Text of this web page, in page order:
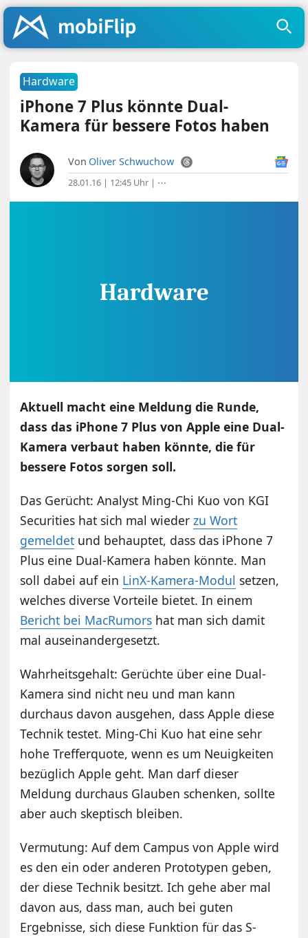
Hardware
iPhone 7 Plus könnte Dual-
Kamera für bessere Fotos haben
Von Oliver Schwuchow
28.01.16 | 12:45 Uhr | ⋯
Aktuell macht eine Meldung die Runde,
dass das iPhone 7 Plus von Apple eine Dual-
Kamera verbaut haben könnte, die für
bessere Fotos sorgen soll.
Das Gerücht: Analyst Ming-Chi Kuo von KGI
Securities hat sich mal wiederzu Wort
gemeldet und behauptet, dass das iPhone 7
Plus eine Dual-Kamera haben könnte. Man
soll dabei auf ein LinX-Kamera-Modul setzen,
welches diverse Vorteile bietet. In einem
Bericht bei MacRumors hat man sich damit
mal auseinandergesetzt.
Wahrheitsgehalt: Gerüchte über eine Dual-
Kamera sind nicht neu und man kann
durchaus davon ausgehen, dass Apple diese
Technik testet. Ming-Chi Kuo hat eine sehr
hohe Trefferquote, wenn es um Neuigkeiten
bezüglich Apple geht. Man darf dieser
Meldung durchaus Glauben schenken, sollte
aber auch skeptisch bleiben.
Vermutung: Auf dem Campus von Apple wird
es den ein oder anderen Prototypen geben,
der diese Technik besitzt. Ich gehe aber mal
davon aus, dass man, auch bei guten
Ergebnisse, sich diese Funktion für das S-